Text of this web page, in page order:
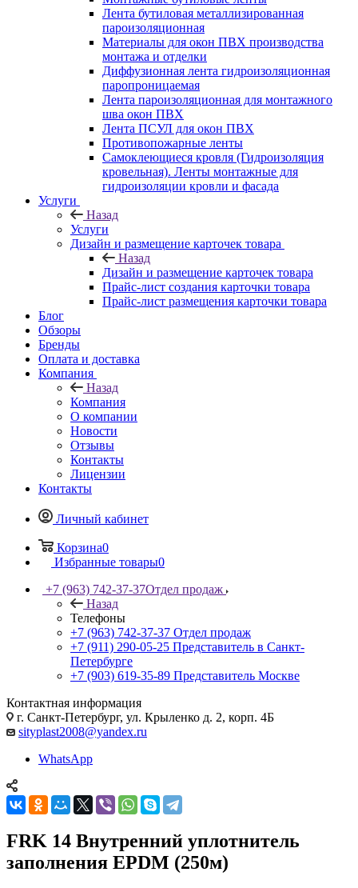
Лента бутиловая металлизированная
пароизоляционная
Материалы для окон ПВХ производства
монтажа и отделки
Диффузионная лента гидроизоляционная
паропроницаемая
Лента пароизоляционная для монтажного
шва окон ПВХ
Лента ПСУЛ для окон ПВХ
Противопожарные ленты
Самоклеющиеся кровля (Гидроизоляция
кровельная). Ленты монтажные для
гидроизоляции кровли и фасада
Услуги
Назад
Услуги
Дизайн и размещение карточек товара
Назад
Дизайн и размещение карточек товара
Прайс-лист создания карточки товара
Прайс-лист размещения карточки товара
Блог
Обзоры
Бренды
Оплата и доставка
Компания
Назад
Компания
О компании
Новости
Отзывы
Контакты
Лицензии
Контакты
Личный кабинет
Корзина0
Избранные товары0
+7 (963) 742-37-37Отдел продаж
Назад
Телефоны
+7 (963) 742-37-37 Отдел продаж
+7 (911) 290-05-25 Представитель в Санкт-
Петербурге
+7 (903) 619-35-89 Представитель Москве
Контактная информация
г. Санкт-Петербург, ул. Крыленко д. 2, корп. 4Б
sityplast2008@yandex.ru
WhatsApp
FRK 14 Внутренний уплотнитель
заполнения EPDM (250м)